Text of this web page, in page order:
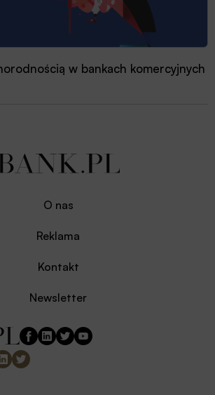
w bankach komercyjnych
O nas
Reklama
Kontakt
Newsletter